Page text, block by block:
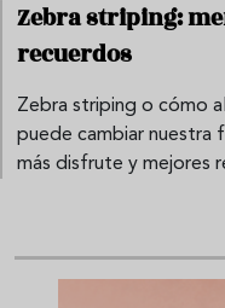
Zebra striping:
recuerdos
Zebra striping o cómo
puede cambiar nuestra
más disfrute y mejores